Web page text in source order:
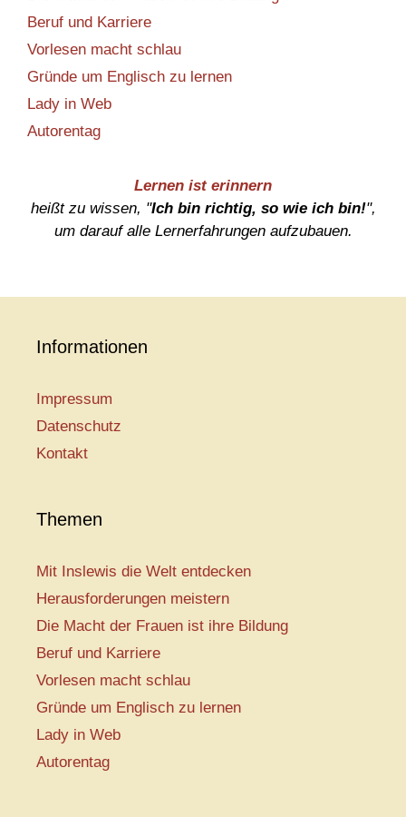
Beruf und Karriere
Vorlesen macht schlau
Gründe um Englisch zu lernen
Lady in Web
Autorentag
Lernen ist erinnern
heißt zu wissen, "Ich bin richtig, so wie ich bin!",
um darauf alle Lernerfahrungen aufzubauen.
Informationen
Impressum
Datenschutz
Kontakt
Themen
Mit Inslewis die Welt entdecken
Herausforderungen meistern
Die Macht der Frauen ist ihre Bildung
Beruf und Karriere
Vorlesen macht schlau
Gründe um Englisch zu lernen
Lady in Web
Autorentag